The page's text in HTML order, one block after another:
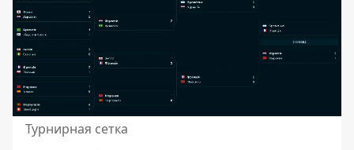
Турнирная сетка